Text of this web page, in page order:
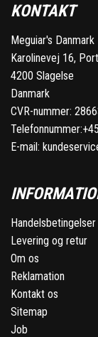
KONTAKT
Meguiar's Danmark
Karolinevej 16,
4200 Slagelse
Danmark
CVR-nummer:
Telefonnummer:
E-mail:
Handelsbetingelser
Levering og retur
Om os
Reklamation
Kontakt os
Sitemap
Job